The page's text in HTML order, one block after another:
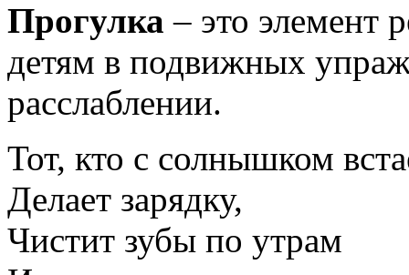
Прогулка – это элемент
детям в подвижных
расслаблении.
Тот, кто с солнышком
Делает зарядку,
Чистит зубы по утрам